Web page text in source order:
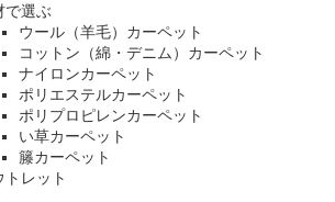
で選ぶ
ウール（羊毛）カーペット
コットン（綿・デニム）カーペット
ナイロンカーペット
ポリエステルカーペット
ポリプロピレンカーペット
い草カーペット
籐カーペット
トレット